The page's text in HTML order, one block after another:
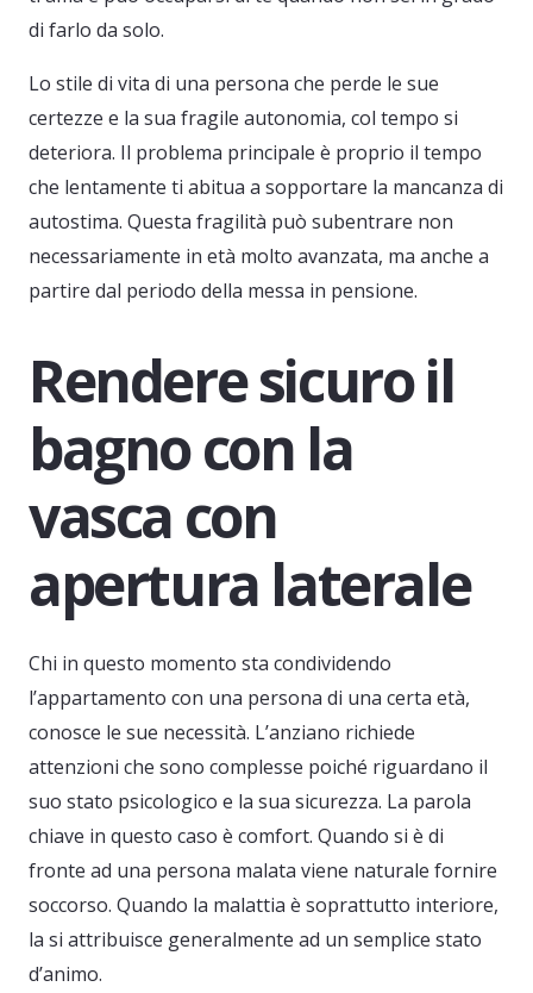
di farlo da solo.
Lo stile di vita di una persona che perde le sue
certezze e la sua fragile autonomia, col tempo si
deteriora. Il problema principale è proprio il tempo
che lentamente ti abitua a sopportare la mancanza di
autostima. Questa fragilità può subentrare non
necessariamente in età molto avanzata, ma anche a
partire dal periodo della messa in pensione.
Rendere sicuro il
bagno con la
vasca con
apertura laterale
Chi in questo momento sta condividendo
l’appartamento con una persona di una certa età,
conosce le sue necessità. L’anziano richiede
attenzioni che sono complesse poiché riguardano il
suo stato psicologico e la sua sicurezza. La parola
chiave in questo caso è comfort. Quando si è di
fronte ad una persona malata viene naturale fornire
soccorso. Quando la malattia è soprattutto interiore,
la si attribuisce generalmente ad un semplice stato
d’animo.